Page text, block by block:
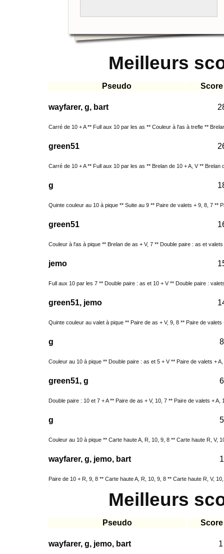
Meilleurs
Pseudo
wayfarer, g, bart
Carré de 10 + A ** Full aux 10 par les as ** Couleur à l'as à trefle **
green51
Carré de 10 + A ** Full aux 10 par les as ** Brelan de 10 + A, V ** Brelan
g
Quinte couleur au 10 à pique ** Suite au 9 ** Paire de valets + 9, 8, 7 **
green51
Couleur à l'as à pique ** Brelan de as + V, 7 ** Double paire : as et
jemo
Full aux 10 par les 7 ** Double paire : as et 10 + V ** Double paire :
green51, jemo
Quinte couleur au valet à pique ** Paire de as + V, 9, 8 ** Paire de
g 8
Couleur au 10 à pique ** Double paire : as et 5 + V ** Paire de valets +
green51, g 6
Double paire : 10 et 7 + A ** Paire de as + V, 10, 7 ** Paire de valets +
g 5
Couleur au 10 à pique ** Carte haute A, R, 10, 9, 8 ** Carte haute R, V,
wayfarer, g, jemo, bart 1
Paire de 10 + R, 9, 8 ** Carte haute A, R, 10, 9, 8 ** Carte haute R, V,
Meilleurs
Pseudo
wayfarer, g, jemo, bart 1